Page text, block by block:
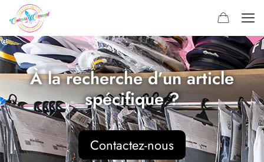
À la recherche d’un article
spécifique ?
Contactez-nous